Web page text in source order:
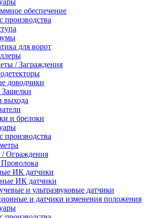
обеспечение
производства
для ворот
/ Заграждения
доводчики
Защелки
выхода
и брелоки
производства
/ Ограждения
ИК датчики
ИК датчики
и ультразвуковые датчики
и датчики изменения положения